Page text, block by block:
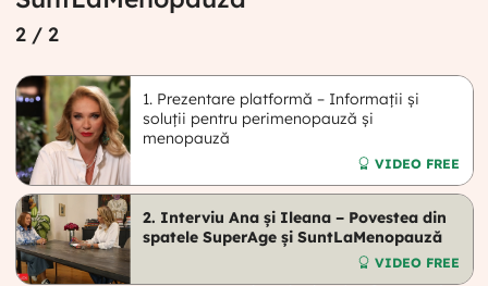
2/ 2
1. Prezentare platformă – Informații și
soluții pentru perimenopauză și
menopauză
VIDEO FREE
2. Interviu Ana și Ileana – Povestea din
spatele SuperAge și SuntLaMenopauză
VIDEO FREE